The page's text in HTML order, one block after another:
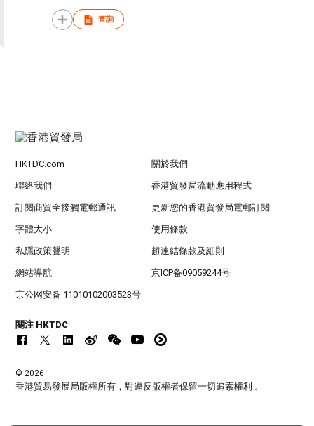
查詢
HKTDC.com 關於我們
聯絡我們 香港貿發局流動應用程式
訂閱商貿全接觸電郵通訊 更新您的香港貿發局電郵訂閱
字體大小 使用條款
私隱政策聲明 超連結條款及細則
網站導航 京ICP备09059244号
京公网安备 11010102003523号
關注 HKTDC
© 2026
香港貿易發展局版權所有，對違反版權者保留一切追索權利 。